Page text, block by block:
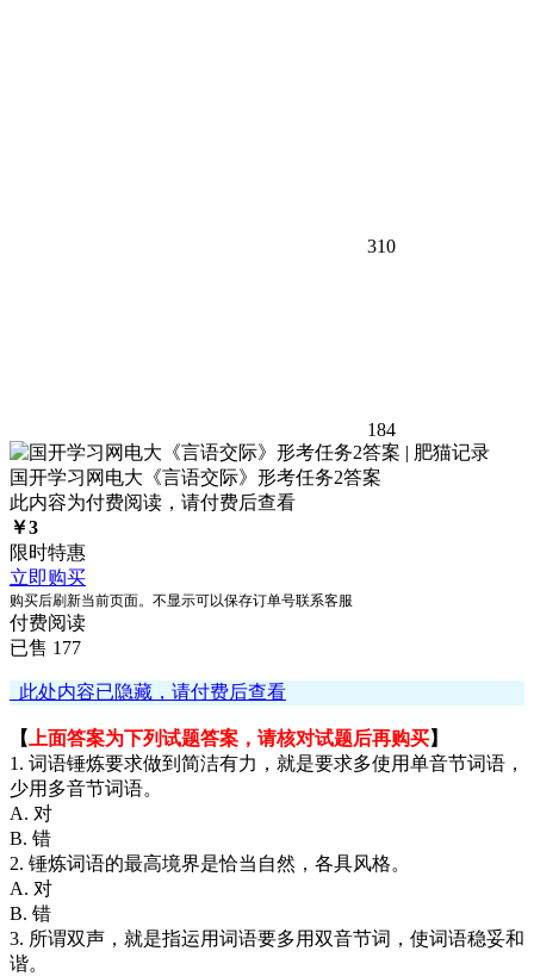
310
184
国开学习网电大《言语交际》形考任务2答案
此内容为付费阅读，请付费后查看
￥3
限时特惠
立即购买
购买后刷新当前页面。不显示可以保存订单号联系客服
付费阅读
已售 177
此处内容已隐藏，请付费后查看
【 上面答案为下列试题答案，请核对试题后再购买】
1. 词语锤炼要求做到简洁有力，就是要求多使用单音节词语，
少用多音节词语。
A. 对
B. 错
2. 锤炼词语的最高境界是恰当自然，各具风格。
A. 对
B. 错
3. 所谓双声，就是指运用词语要多用双音节词，使词语稳妥和
谐。